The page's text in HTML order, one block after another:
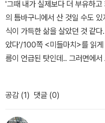
사법부 소속인 코비츠키 판사이
서 쫓기듯 도망하게 된다. 곳곳
인해 독자는 씩, 엷은 웃음을 짓
그리고 민주주의라는 이름의 속
트에서, 직업이 인테리어 전문
께 사느라 인테리어 전문가가 사
살면서도 수컷의 공허를 인내하
'그때 내가 실제보다 더 부유하
의 틈바구니에서 산 것일 수도
식이 가득한 삶을 살았던 것 같
았다'/100쪽 <미들마치>를 읽게 된 건, 수많은 고전에서 작가의 이
름이 언급된 탓인데.. 그러면에
리화를 하고 있었는데... 이제는
영의 불꽃> 이란 책이 또 눈에 들
끔 만나긴 했더랬다. 그런데 <허
공감 (1) 댓글 (0)